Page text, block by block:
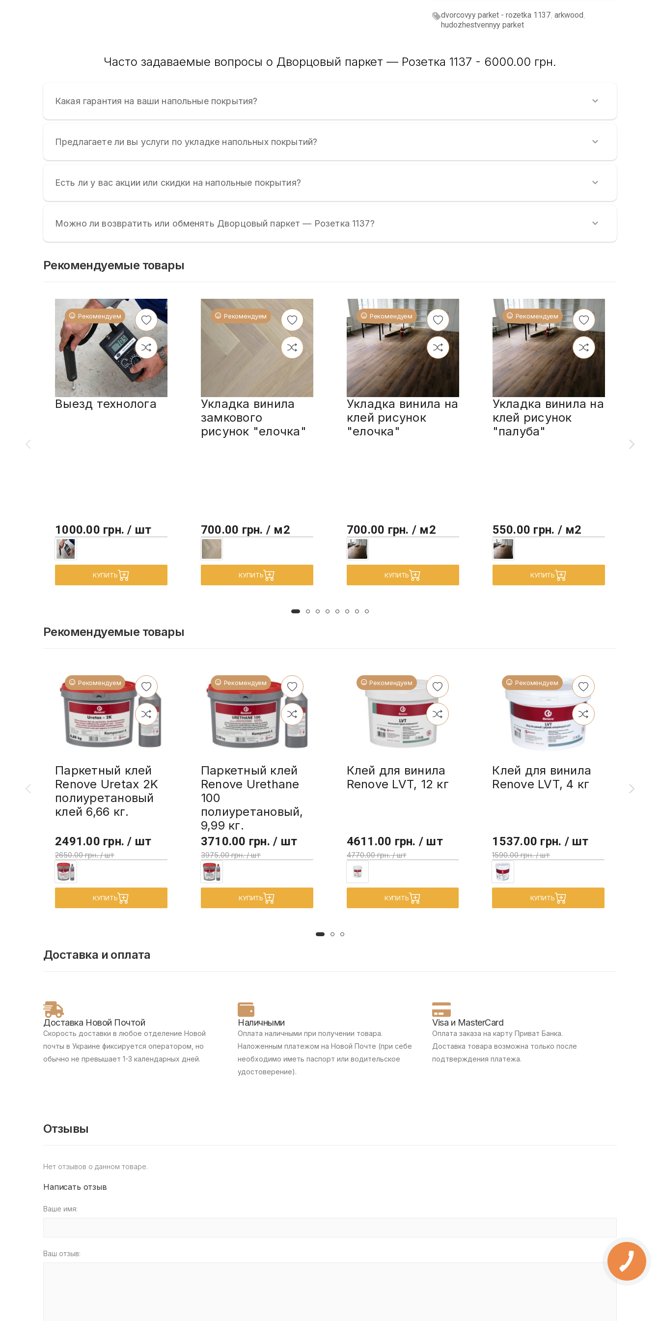
dvorcovyy parket - rozetka 1137 arkwood
hudozhestvennyy parket
Часто задаваемые вопросы о Дворцовый паркет — Розетка 1137 - 6000.00 грн.
Какая гарантия на ваши напольные покрытия?
Предлагаете ли вы услуги по укладке напольных покрытий?
Есть ли у вас акции или скидки на напольные покрытия?
Можно ли возвратить или обменять Дворцовый паркет — Розетка 1137?
Рекомендуемые товары
Рекомендуем
Выезд технолога
1000.00 грн. / шт
КУПИТЬ
Рекомендуем
Укладка винила
замкового
рисунок "елочка"
700.00 грн. / м2
КУПИТЬ
Рекомендуем
Укладка винила на
клей рисунок
"елочка"
700.00 грн. / м2
КУПИТЬ
Рекомендуем
Укладка винила на
клей рисунок
"палуба"
550.00 грн. / м2
КУПИТЬ
Рекомендуемые товары
Рекомендуем
Паркетный клей
Renove Uretax 2K
полиуретановый
клей 6,66 кг.
2491.00 грн. / шт
2650.00 грн. / шт
КУПИТЬ
Рекомендуем
Паркетный клей
Renove Urethane
100
полиуретановый,
9,99 кг.
3710.00 грн. / шт
3975.00 грн. / шт
КУПИТЬ
Рекомендуем
Клей для винила
Renove LVT, 12 кг
4611.00 грн. / шт
4770.00 грн. / шт
КУПИТЬ
Рекомендуем
Клей для винила
Renove LVT, 4 кг
1537.00 грн. / шт
1590.00 грн. / шт
КУПИТЬ
Доставка и оплата
Доставка Новой Почтой
Скорость доставки в любое отделение Новой
почты в Украине фиксируется оператором, но
обычно не превышает 1-3 календарных дней.
Наличными
Оплата наличными при получении товара.
Наложенным платежом на Новой Почте (при себе
необходимо иметь паспорт или водительское
удостоверение).
Visa и MasterCard
Оплата заказа на карту Приват Банка.
Доставка товара возможна только после
подтверждения платежа.
Отзывы
Нет отзывов о данном товаре.
Написать отзыв
Ваше имя:
Ваш отзыв: